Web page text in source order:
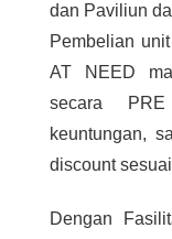
dan Paviliun
Pembelian
AT NEED
secara
keuntungan,
discount
Dengan